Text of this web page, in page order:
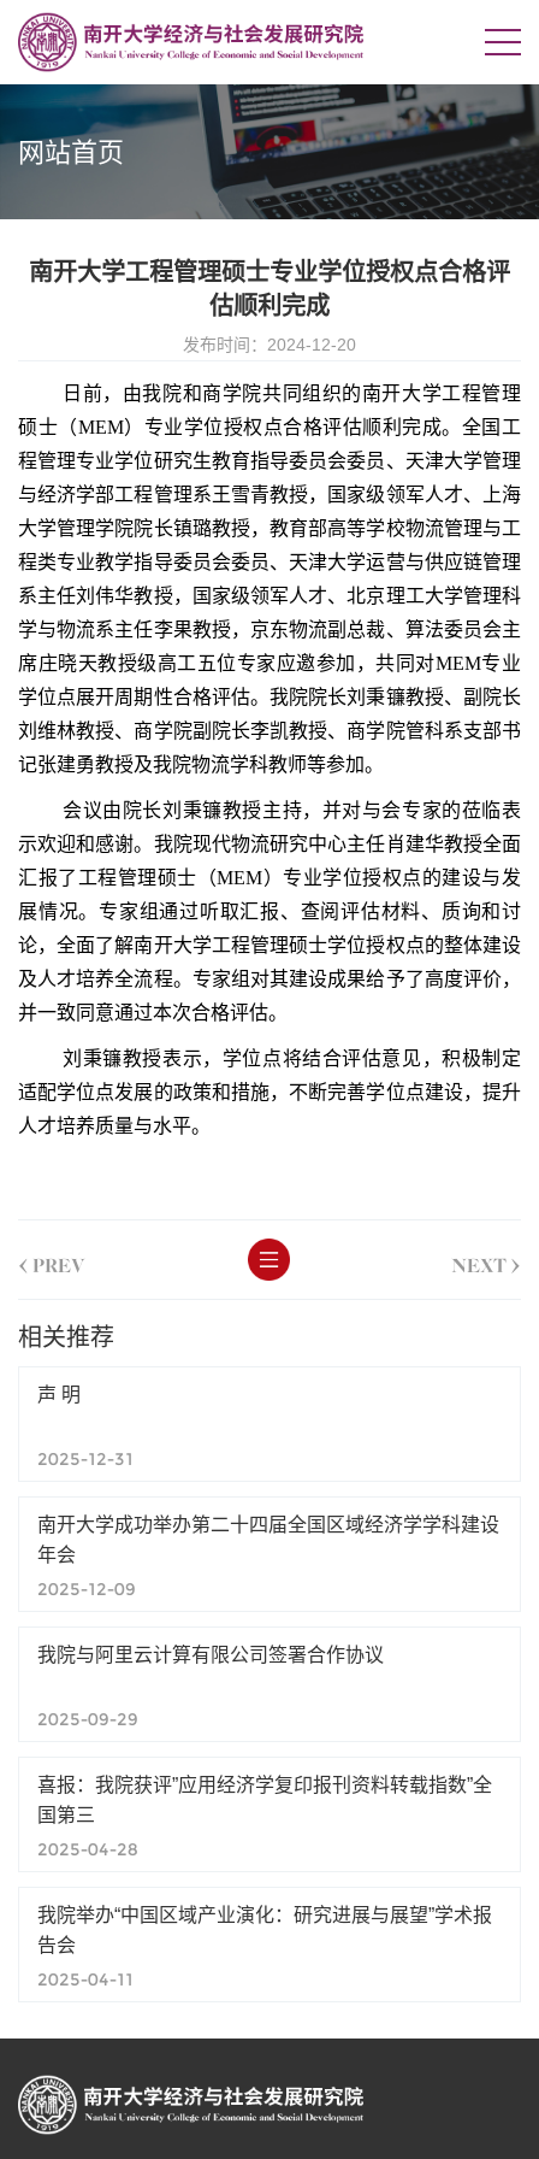
网站首页
南开大学工程管理硕士专业学位授权点合格评
估顺利完成
发布时间：2024-12-20
日前，由我院和商学院共同组织的南开大学工程管理
硕士（MEM）专业学位授权点合格评估顺利完成。全国工
程管理专业学位研究生教育指导委员会委员、天津大学管理
与经济学部工程管理系王雪青教授，国家级领军人才、上海
大学管理学院院长镇璐教授，教育部高等学校物流管理与工
程类专业教学指导委员会委员、天津大学运营与供应链管理
系主任刘伟华教授，国家级领军人才、北京理工大学管理科
学与物流系主任李果教授，京东物流副总裁、算法委员会主
席庄晓天教授级高工五位专家应邀参加，共同对MEM专业
学位点展开周期性合格评估。我院院长刘秉镰教授、副院长
刘维林教授、商学院副院长李凯教授、商学院管科系支部书
记张建勇教授及我院物流学科教师等参加。
会议由院长刘秉镰教授主持，并对与会专家的莅临表
示欢迎和感谢。我院现代物流研究中心主任肖建华教授全面
汇报了工程管理硕士（MEM）专业学位授权点的建设与发
展情况。专家组通过听取汇报、查阅评估材料、质询和讨
论，全面了解南开大学工程管理硕士学位授权点的整体建设
及人才培养全流程。专家组对其建设成果给予了高度评价，
并一致同意通过本次合格评估。
刘秉镰教授表示，学位点将结合评估意见，积极制定
适配学位点发展的政策和措施，不断完善学位点建设，提升
人才培养质量与水平。
< PREV NEXT >
相关推荐
声 明
2025-12-31
南开大学成功举办第二十四届全国区域经济学学科建设
年会
2025-12-09
我院与阿里云计算有限公司签署合作协议
2025-09-29
喜报：我院获评”应用经济学复印报刊资料转载指数”全
国第三
2025-04-28
我院举办“中国区域产业演化：研究进展与展望”学术报
告会
2025-04-11